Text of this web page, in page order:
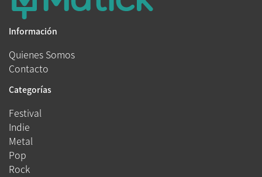
Información
Quienes Somos
Contacto
Categorías
Festival
Indie
Metal
Pop
Rock